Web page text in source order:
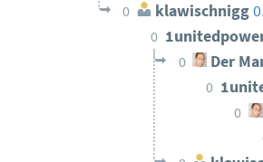
0 klawischnigg
0
0 Der
0
0